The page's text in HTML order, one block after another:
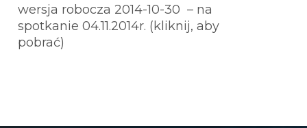
wersja robocza 2014-10-30 – na
spotkanie 04.11.2014r. (kliknij, aby
pobrać)